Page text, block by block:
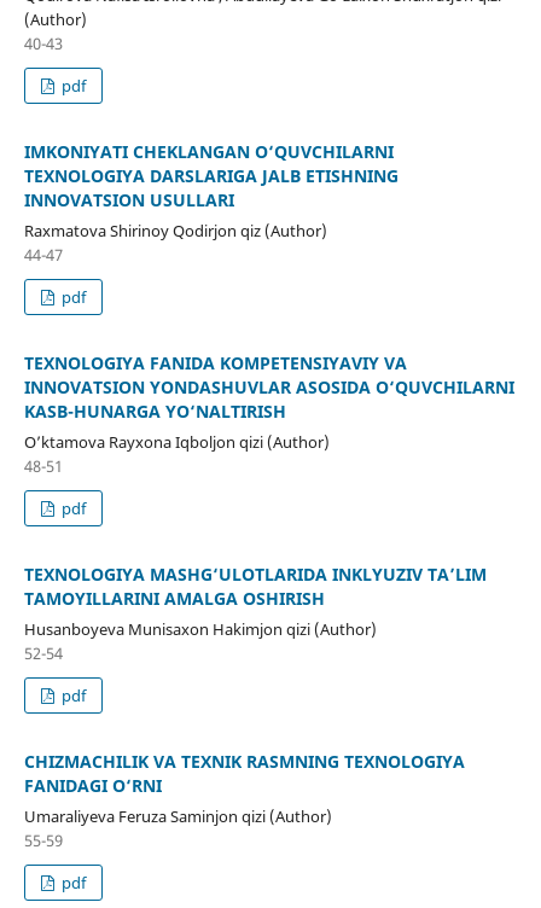
(Author)
40-43
pdf
IMKONIYATI CHEKLANGAN O‘QUVCHILARNI
TEXNOLOGIYA DARSLARIGA JALB ETISHNING
INNOVATSION USULLARI
Raxmatova Shirinoy Qodirjon qiz (Author)
44-47
pdf
TEXNOLOGIYA FANIDA KOMPETENSIYAVIY VA
INNOVATSION YONDASHUVLAR ASOSIDA O‘QUVCHILARNI
KASB-HUNARGA YO‘NALTIRISH
O’ktamova Rayxona Iqboljon qizi (Author)
48-51
pdf
TEXNOLOGIYA MASHG‘ULOTLARIDA INKLYUZIV TA’LIM
TAMOYILLARINI AMALGA OSHIRISH
Husanboyeva Munisaxon Hakimjon qizi (Author)
52-54
pdf
CHIZMACHILIK VA TEXNIK RASMNING TEXNOLOGIYA
FANIDAGI O‘RNI
Umaraliyeva Feruza Saminjon qizi (Author)
55-59
pdf